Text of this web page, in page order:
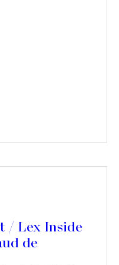
/ Lex Inside
de